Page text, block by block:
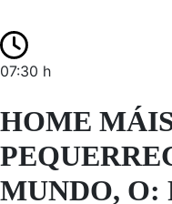
07:30 h
HOME
MUNDO, O: